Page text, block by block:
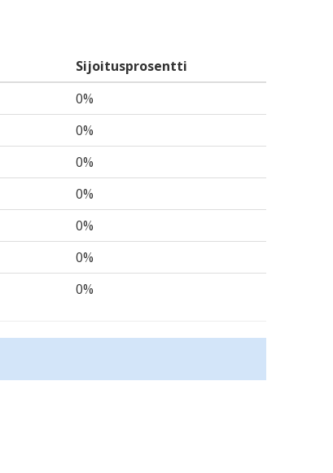
Sijoitusprosentti
0%
0%
0%
0%
0%
0%
0%